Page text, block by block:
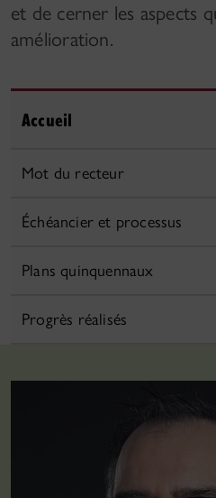
et de cerner les aspects
amélioration.
Accueil
Mot du recteur
Échéancier et processus
Plans quinquennaux
Progrès réalisés